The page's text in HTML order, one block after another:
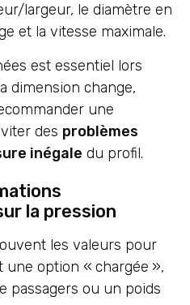
largeur, le diamètre en
et la vitesse maximale.
est essentiel lors
dimension change,
une
des problèmes
inégale du profil.
la pression
les valeurs pour
une option « chargée »,
passagers ou un poids